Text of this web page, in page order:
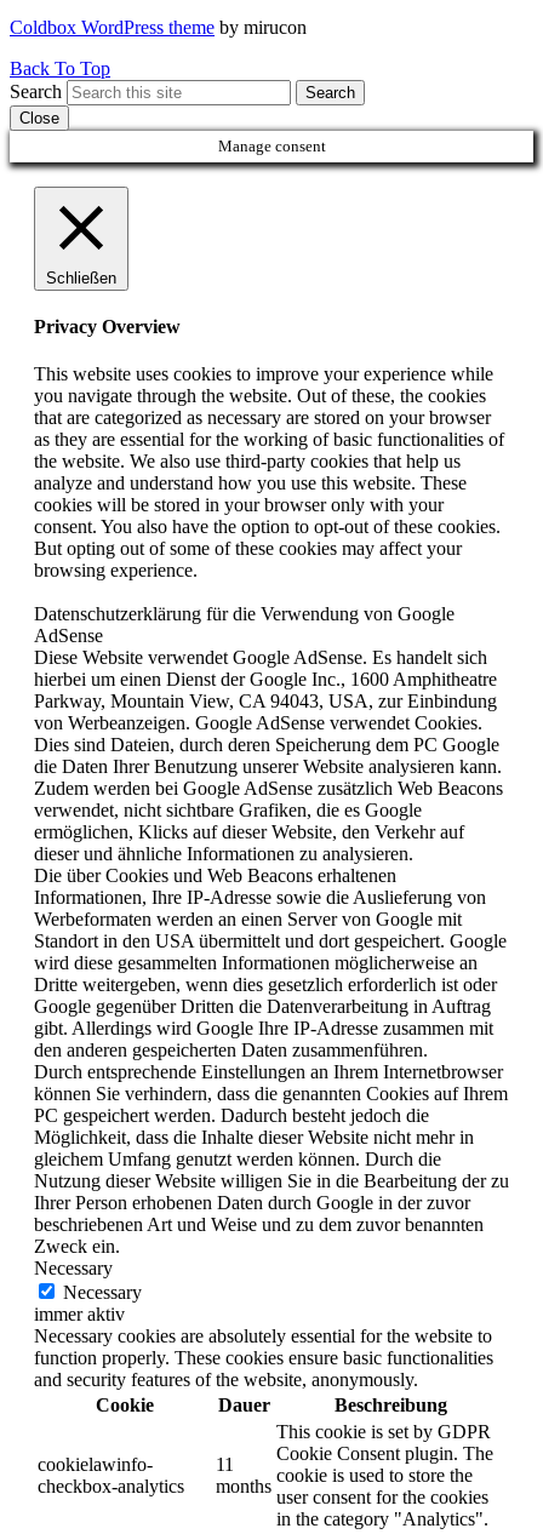
Coldbox WordPress theme by mirucon
Back To Top
Search
Search
Close
Manage consent
Schließen
Privacy Overview
This website uses cookies to improve your experience while
you navigate through the website. Out of these, the cookies
that are categorized as necessary are stored on your browser
as they are essential for the working of basic functionalities of
the website. We also use third-party cookies that help us
analyze and understand how you use this website. These
cookies will be stored in your browser only with your
consent. You also have the option to opt-out of these cookies.
But opting out of some of these cookies may affect your
browsing experience.
Datenschutzerklärung für die Verwendung von Google
AdSense
Diese Website verwendet Google AdSense. Es handelt sich
hierbei um einen Dienst der Google Inc., 1600 Amphitheatre
Parkway, Mountain View, CA 94043, USA, zur Einbindung
von Werbeanzeigen. Google AdSense verwendet Cookies.
Dies sind Dateien, durch deren Speicherung dem PC Google
die Daten Ihrer Benutzung unserer Website analysieren kann.
Zudem werden bei Google AdSense zusätzlich Web Beacons
verwendet, nicht sichtbare Grafiken, die es Google
ermöglichen, Klicks auf dieser Website, den Verkehr auf
dieser und ähnliche Informationen zu analysieren.
Die über Cookies und Web Beacons erhaltenen
Informationen, Ihre IP-Adresse sowie die Auslieferung von
Werbeformaten werden an einen Server von Google mit
Standort in den USA übermittelt und dort gespeichert. Google
wird diese gesammelten Informationen möglicherweise an
Dritte weitergeben, wenn dies gesetzlich erforderlich ist oder
Google gegenüber Dritten die Datenverarbeitung in Auftrag
gibt. Allerdings wird Google Ihre IP-Adresse zusammen mit
den anderen gespeicherten Daten zusammenführen.
Durch entsprechende Einstellungen an Ihrem Internetbrowser
können Sie verhindern, dass die genannten Cookies auf Ihrem
PC gespeichert werden. Dadurch besteht jedoch die
Möglichkeit, dass die Inhalte dieser Website nicht mehr in
gleichem Umfang genutzt werden können. Durch die
Nutzung dieser Website willigen Sie in die Bearbeitung der zu
Ihrer Person erhobenen Daten durch Google in der zuvor
beschriebenen Art und Weise und zu dem zuvor benannten
Zweck ein.
Necessary
Necessary
immer aktiv
Necessary cookies are absolutely essential for the website to
function properly. These cookies ensure basic functionalities
and security features of the website, anonymously.
Cookie
Dauer Beschreibung
cookielawinfo-
checkbox-analytics
11
months
This cookie is set by GDPR
Cookie Consent plugin. The
cookie is used to store the
user consent for the cookies
in the category "Analytics".